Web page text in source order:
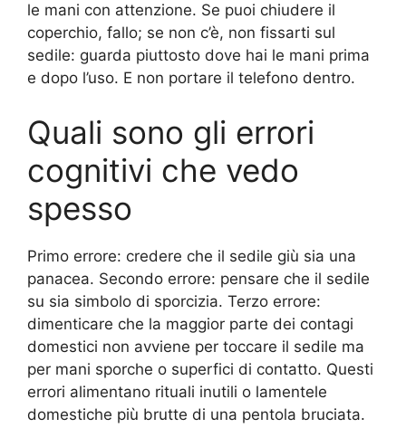
le mani con attenzione. Se puoi chiudere il
coperchio, fallo; se non c’è, non fissarti sul
sedile: guarda piuttosto dove hai le mani prima
e dopo l’uso. E non portare il telefono dentro.
Quali sono gli errori
cognitivi che vedo
spesso
Primo errore: credere che il sedile giù sia una
panacea. Secondo errore: pensare che il sedile
su sia simbolo di sporcizia. Terzo errore:
dimenticare che la maggior parte dei contagi
domestici non avviene per toccare il sedile ma
per mani sporche o superfici di contatto. Questi
errori alimentano rituali inutili o lamentele
domestiche più brutte di una pentola bruciata.